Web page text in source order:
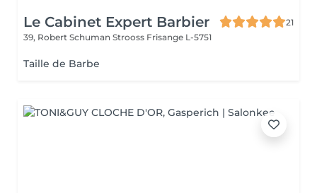
Le Cabinet Expert Barbier
21
39, Robert Schuman Strooss Frisange L-5751
Taille de Barbe